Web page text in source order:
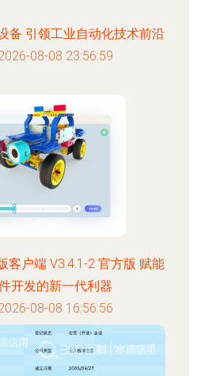
备 引领工业自动化技术前沿
08-08 23:56:59
客户端 V3.4.1-2 官方版 赋能
开发的新一代利器
08-08 16:56:56